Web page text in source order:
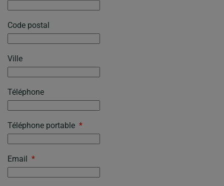
Code postal
Ville
Téléphone
Téléphone portable *
Email *